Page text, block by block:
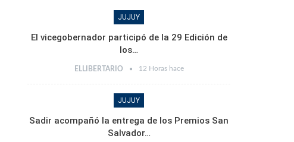
JUJUY
El vicegobernador participó de la 29 Edición de
los…
ELLIBERTARIO 12 Horas hace
JUJUY
Sadir acompañó la entrega de los Premios San
Salvador…